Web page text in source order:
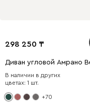
298 250
Диван угловой Амрано
В наличии в других
цветах: 1 шт.
+70